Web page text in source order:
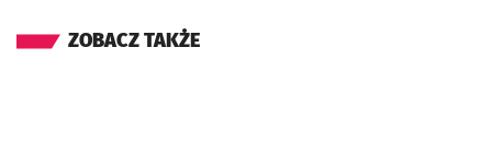
ZOBACZ TAKŻE